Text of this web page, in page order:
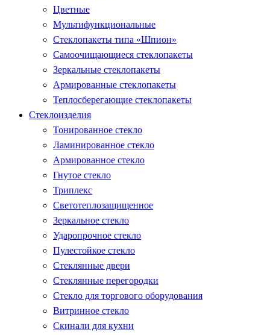
Цветные
Мультифункциональные
Стеклопакеты типа «Шпион»
Самоочищающиеся стеклопакеты
Зеркальные стеклопакеты
Армированные стеклопакеты
Теплосберегающие стеклопакеты
Стеклоизделия
Тонированное стекло
Ламинированное стекло
Армированное стекло
Гнутое стекло
Триплекс
Светотеплозащищенное
Зеркальное стекло
Ударопрочное стекло
Пулестойкое стекло
Стеклянные двери
Стеклянные перегородки
Стекло для торгового оборудования
Витринное стекло
Скинали для кухни